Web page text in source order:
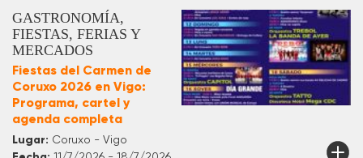
GASTRONOMÍA,
FIESTAS, FERIAS Y
MERCADOS
Fiestas del Carmen de
Coruxo 2026 en Vigo:
Programa, cartel y
agenda completa
Lugar: Coruxo - Vigo